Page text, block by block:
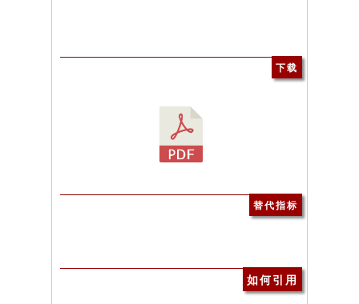
下载
替代指标
如何引用